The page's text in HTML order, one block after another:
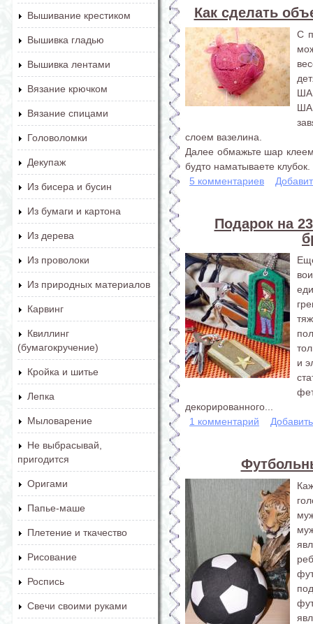
Вышивание крестиком
Вышивка гладью
Вышивка лентами
Вязание крючком
Вязание спицами
Головоломки
Декупаж
Из бисера и бусин
Из бумаги и картона
Из дерева
Из проволоки
Из природных материалов
Карвинг
Квиллинг
(бумагокручение)
Кройка и шитье
Лепка
Мыловарение
Не выбрасывай,
пригодится
Оригами
Папье-маше
Плетение и ткачество
Рисование
Роспись
Свечи своими руками
Как сделать
С
слоем вазелина.
Далее обмажьте шар
будто наматываете
5 комментариев
Подарок на
и
декорированного...
1 комментарий